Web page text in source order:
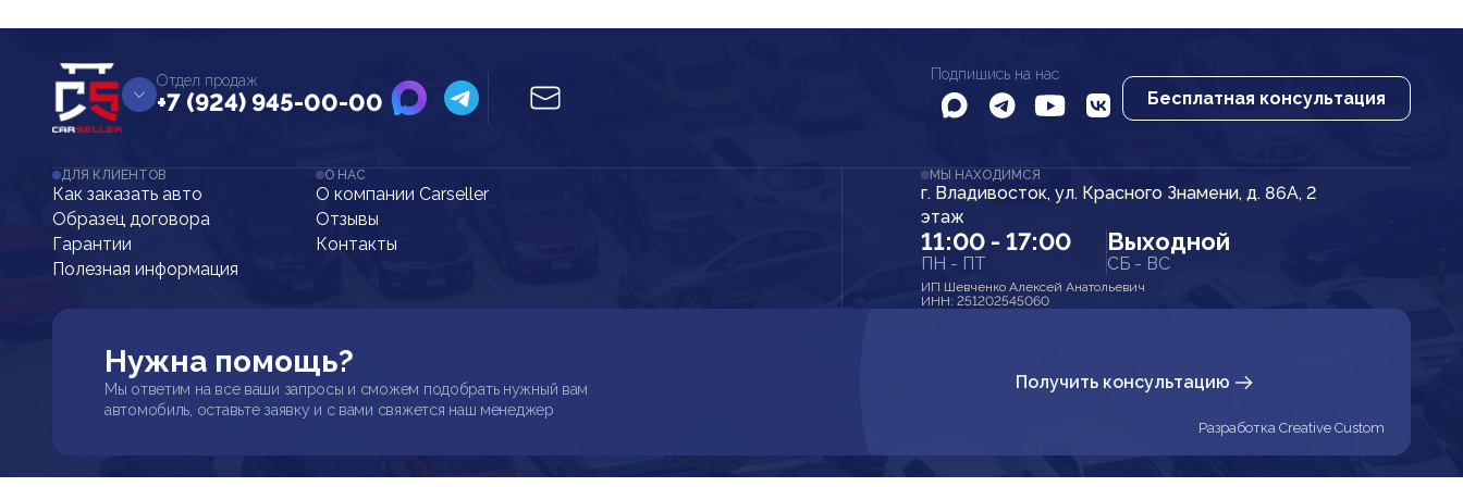
Отдел продаж
+7 (924) 945-00-00
Подпишись на нас
Бесплатная консультация
ДЛЯ КЛИЕНТОВ
Как заказать авто
Образец договора
Гарантии
Полезная информация
О НАС
О компании Carseller
Отзывы
Контакты
МЫ НАХОДИМСЯ
г. Владивосток, ул. Красного Знамени, д. 86А, 2
этаж
11:00 - 17:00
ПН - ПТ
Выходной
СБ - ВС
ИП Шевченко Алексей Анатольевич
ИНН: 251202545060
Нужна помощь?
Мы ответим на все ваши запросы и сможем подобрать нужный вам
автомобиль, оставьте заявку и с вами свяжется наш менеджер
Получить консультацию
Разработка Creative Custom